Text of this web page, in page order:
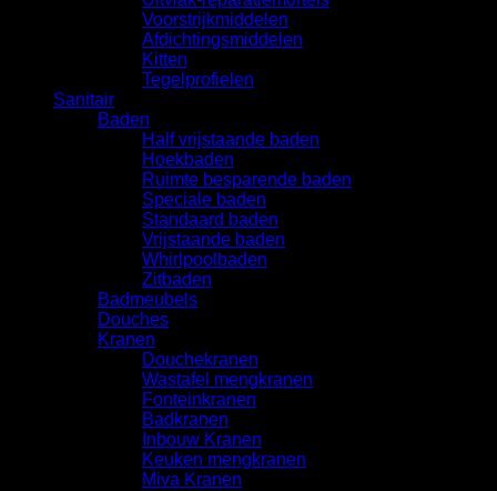
Voorstrijkmiddelen
Afdichtingsmiddelen
Kitten
Tegelprofielen
Sanitair
Baden
Half vrijstaande baden
Hoekbaden
Ruimte besparende baden
Speciale baden
Standaard baden
Vrijstaande baden
Whirlpoolbaden
Zitbaden
Badmeubels
Douches
Kranen
Douchekranen
Wastafel mengkranen
Fonteinkranen
Badkranen
Inbouw Kranen
Keuken mengkranen
Miva Kranen